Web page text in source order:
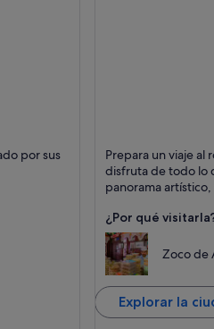
por sus
Muharraq
Puntos fuertes:
Prepara un viaje
disfruta de todo lo
panorama artístico,
¿Por qué
Zoco de
Explorar la